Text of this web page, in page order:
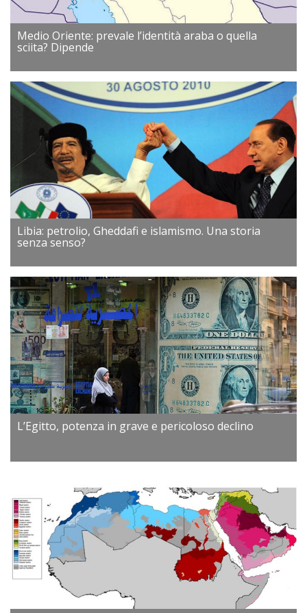
Medio Oriente: prevale l’identità araba o quella
sciita? Dipende
Libia: petrolio, Gheddafi e islamismo. Una storia
senza senso?
L’Egitto, potenza in grave e pericoloso declino